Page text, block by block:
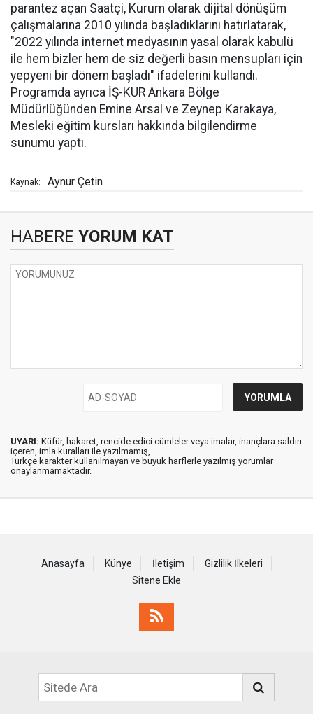
parantez açan Saatçi, Kurum olarak dijital dönüşüm
çalışmalarına 2010 yılında başladıklarını hatırlatarak,
"2022 yılında internet medyasının yasal olarak kabulü
ile hem bizler hem de siz değerli basın mensupları için
yepyeni bir dönem başladı" ifadelerini kullandı.
Programda ayrıca İŞ-KUR Ankara Bölge
Müdürlüğünden Emine Arsal ve Zeynep Karakaya,
Mesleki eğitim kursları hakkında bilgilendirme
sunumu yaptı.
Kaynak: Aynur Çetin
HABERE YORUM KAT
UYARI: Küfür, hakaret, rencide edici cümleler veya imalar, inançlara saldırı
içeren, imla kuralları ile yazılmamış,
Türkçe karakter kullanılmayan ve büyük harflerle yazılmış yorumlar
onaylanmamaktadır.
Anasayfa Künye İletişim
Gizlilik İlkeleri
Sitene Ekle